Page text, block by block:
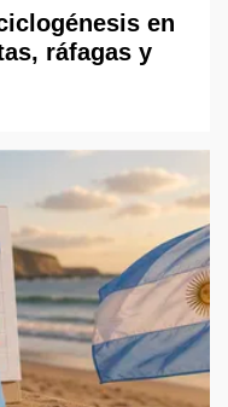
en
ráfagas y